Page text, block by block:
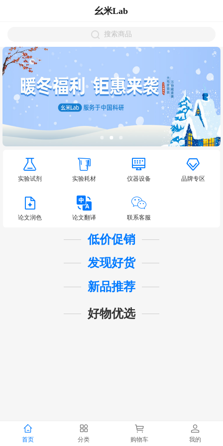
幺米Lab
搜索商品
实验试剂 实验耗材 仪器设备 品牌专区
论文润色 论文翻译 联系客服
低价促销
发现好货
新品推荐
好物优选
首页 分类 购物车 我的